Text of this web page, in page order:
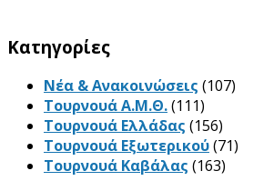
Kατηγορίες
Νέα & Ανακοινώσεις (107)
Τουρνουά Α.Μ.Θ.(111)
Τουρνουά Ελλάδας (156)
Τουρνουά Εξωτερικού(71)
Τουρνουά Καβάλας (163)